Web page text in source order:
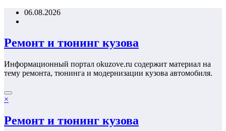
Перейти06.08.2026
Ремонт и тюнинг кузова
Информационный портал okuzove.ru содержит материал на
тему ремонта, тюнинга и модернизации кузова автомобиля.
×
Ремонт и тюнинг кузова